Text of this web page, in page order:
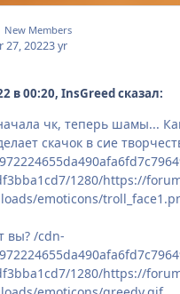
New Members
27, 20223 yr
в 00:20, InsGreed сказал:
чк, теперь шамы...
скачок в сие
1280/https://
emoticons/
вы? /cdn-
1280/https://